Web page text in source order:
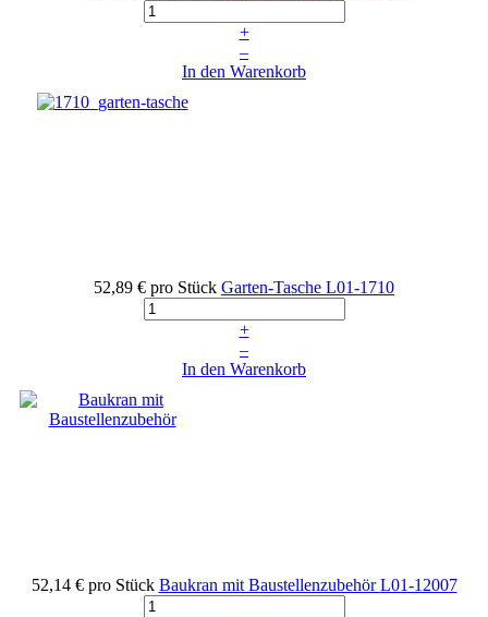
+
–
In den Warenkorb
52,89 € pro Stück Garten-Tasche L01-1710
+
–
In den Warenkorb
52,14 € pro Stück Baukran mit BaustellenzubehörL01-12007